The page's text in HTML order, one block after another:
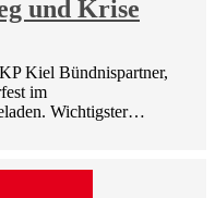
und Krise
Kiel Bündnispartner,
im
Wichtigster…